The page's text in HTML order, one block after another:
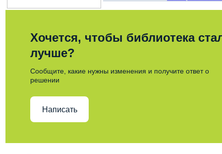
Хочется, чтобы библиотека
лучше?
Сообщите, какие нужны изменения и получите ответ о
решении
Написать